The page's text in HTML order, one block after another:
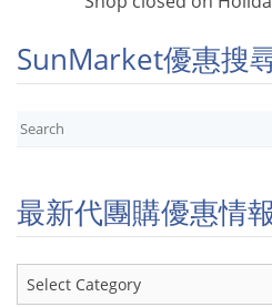
SunMarket優惠搜
最新代團購優惠情報
最
新